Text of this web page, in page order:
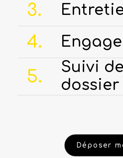
3.
4.
5.
Suivi
dossier
Déposer